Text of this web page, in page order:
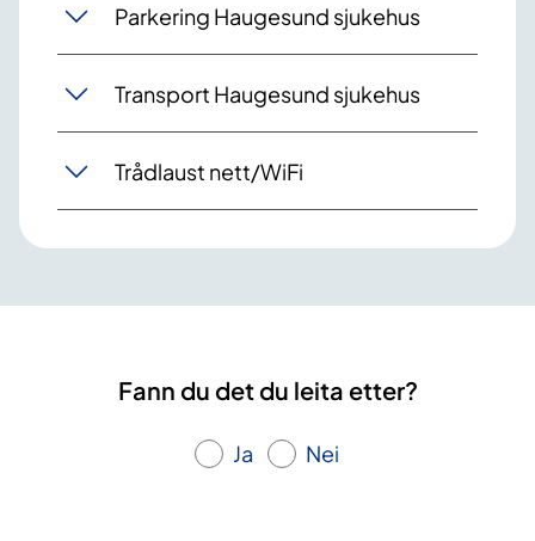
Parkering Haugesund sjukehus
Transport Haugesund sjukehus
Trådlaust nett/WiFi
Fann du det du leita etter?
Ja Nei